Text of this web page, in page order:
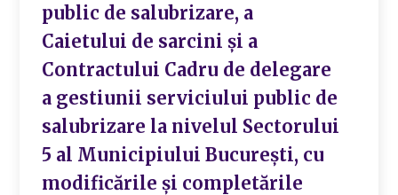
public de salubrizare, a
Caietului de sarcini și a
Contractului Cadru de delegare
a gestiunii serviciului public de
salubrizare la nivelul Sectorului
5 al Municipiului București, cu
modificările și completările